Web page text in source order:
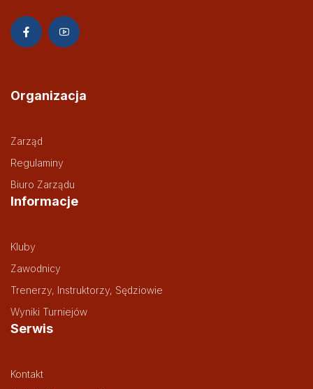
Organizacja
Zarząd
Regulaminy
Biuro Zarządu
Informacje
Kluby
Zawodnicy
Trenerzy, Instruktorzy, Sędziowie
Wyniki Turniejów
Serwis
Kontakt